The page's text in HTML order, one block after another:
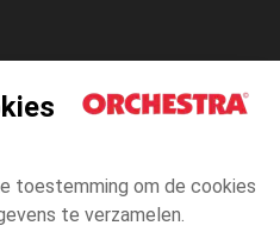
toestemming om de cookies
te verzamelen.